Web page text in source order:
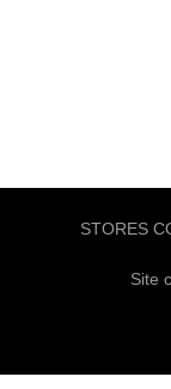
STORES
Site